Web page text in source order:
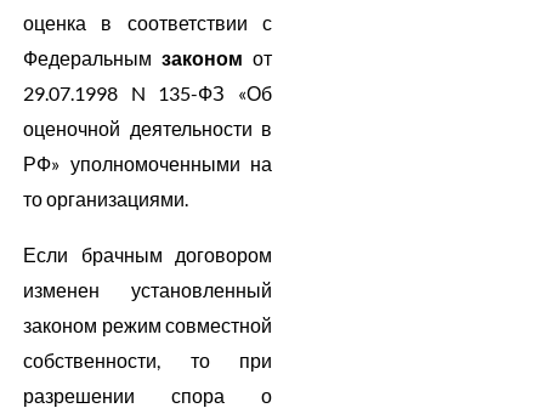
оценка в соответствии с
Федеральнымзаконом от
29.07.1998 N 135-ФЗ «Об
оценочной деятельности в
РФ» уполномоченными на
то организациями.
Если брачным договором
изменен установленный
законом режим совместной
собственности, то при
разрешении спора о